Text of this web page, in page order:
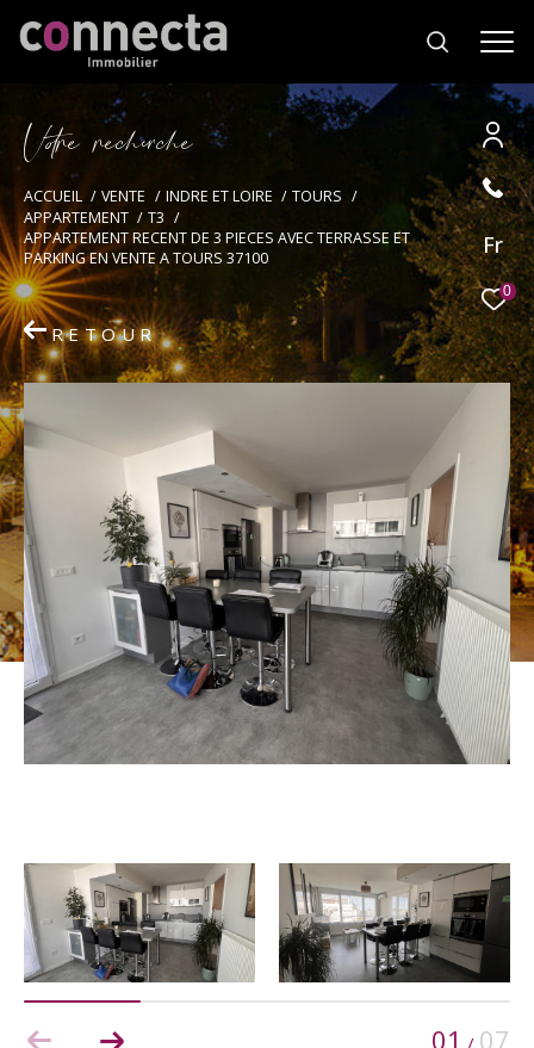
Fr
0
Vore recece
ACCUEIL VENTE INDRE ET LOIRE
TOURS
APPARTEMENT
T3
APPARTEMENT RECENT DE 3 PIECES AVEC TERRASSE ET
PARKING EN VENTE A TOURS 37100
RETOUR
01 07
Effectuer une recherche
et trouver le bien qui correspond à vos
critères
Type
d'offre
Vente
Type de bien
Budget
Budget
Surface
Surface
Pièces
Pièces
AFFINER LES CRITÈRES
TERRASSE PARKING PISCINE